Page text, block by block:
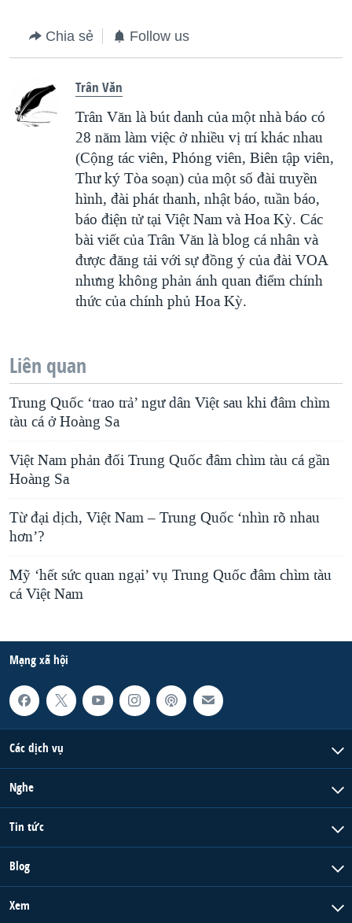
Chia sẻ Follow us
Trân Văn
Trân Văn là bút danh của một nhà báo có
28 năm làm việc ở nhiều vị trí khác nhau
(Cộng tác viên, Phóng viên, Biên tập viên,
Thư ký Tòa soạn) của một số đài truyền
hình, đài phát thanh, nhật báo, tuần báo,
báo điện tử tại Việt Nam và Hoa Kỳ. Các
bài viết của Trân Văn là blog cá nhân và
được đăng tải với sự đồng ý của đài VOA
nhưng không phản ánh quan điểm chính
thức của chính phủ Hoa Kỳ.
Liên quan
Trung Quốc ‘trao trả’ ngư dân Việt sau khi đâm chìm
tàu cá ở Hoàng Sa
Việt Nam phản đối Trung Quốc đâm chìm tàu cá gần
Hoàng Sa
Từ đại dịch, Việt Nam – Trung Quốc ‘nhìn rõ nhau
hơn’?
Mỹ ‘hết sức quan ngại’ vụ Trung Quốc đâm chìm tàu
cá Việt Nam
Mạng xã hội
Các dịch vụ
Nghe
Tin tức
Blog
Xem